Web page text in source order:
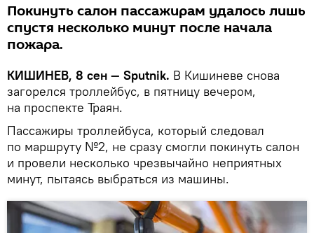
Покинуть салон пассажирам удалось лишь
спустя несколько минут после начала
пожара.
КИШИНЕВ, 8 сен — Sputnik. В Кишиневе снова
загорелся троллейбус, в пятницу вечером,
на проспекте Траян.
Пассажиры троллейбуса, который следовал
по маршруту №2, не сразу смогли покинуть салон
и провели несколько чрезвычайно неприятных
минут, пытаясь выбраться из машины.